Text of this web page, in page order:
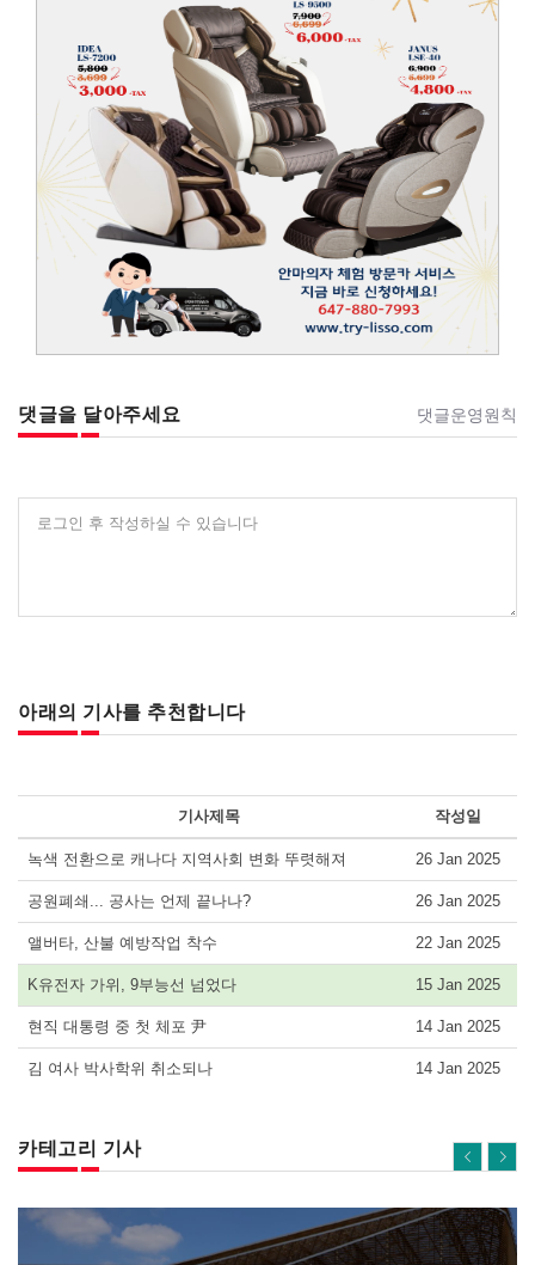
댓글을 달아주세요 댓글운영원칙
로그인 후 작성하실 수 있습니다
아래의 기사를 추천합니다
기사제목 작성일
녹색 전환으로 캐나다 지역사회 변화 뚜렷해져 26 Jan 2025
공원폐쇄... 공사는 언제 끝나나? 26 Jan 2025
앨버타, 산불 예방작업 착수 22 Jan 2025
K유전자 가위, 9부능선 넘었다 15 Jan 2025
현직 대통령 중 첫 체포 尹 14 Jan 2025
김 여사 박사학위 취소되나 14 Jan 2025
카테고리 기사